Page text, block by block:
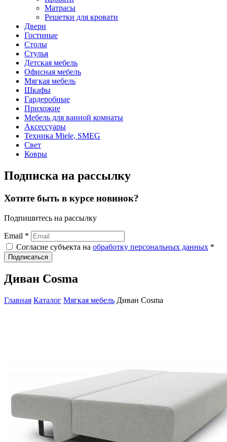
Матрасы
Решетки для кровати
Двери
Гостиные
Столы
Стулья
Детская мебель
Офисная мебель
Мягкая мебель
Шкафы
Гардеробные
Прихожие
Мебель для ванной комнаты
Аксессуары
Техника Miele, SMEG
Свет
Ковры
Подписка на рассылку
Хотите быть в курсе новинок?
Подпишитесь на рассылку
Email *
Согласие субъекта на обработку персональных данных *
Подписаться
Диван Cosma
Главная Каталог Мягкая мебель Диван Cosma